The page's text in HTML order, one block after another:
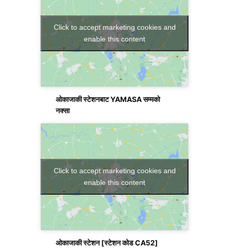
Click to accept marketing cookies and
enable this content
ओकाजाकी स्टेशनबाट YAMASA सम्मको
नक्सा
Click to accept marketing cookies and
enable this content
ओकाजाकी स्टेशन [स्टेशन कोड CA52]